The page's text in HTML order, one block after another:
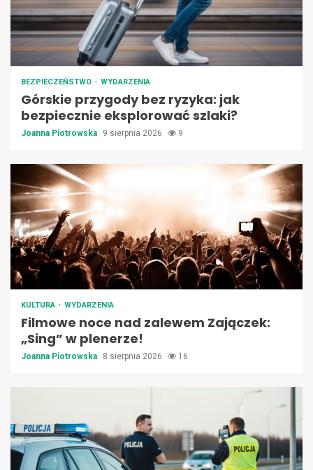
BEZPIECZEŃSTWO WYDARZENIA
Górskie przygody bez ryzyka: jak
bezpiecznie eksplorować szlaki?
Joanna Piotrowska 9 sierpnia 2026 9
KULTURA WYDARZENIA
Filmowe noce nad zalewem Zajączek:
„Sing” w plenerze!
Joanna Piotrowska 8 sierpnia 2026 16